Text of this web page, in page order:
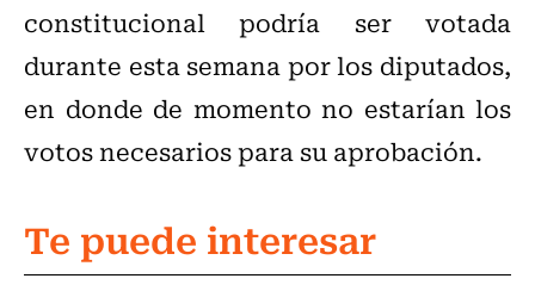
constitucional podría ser votada
durante esta semana por los diputados,
en donde de momento no estarían los
votos necesarios para su aprobación.
Te puede interesar